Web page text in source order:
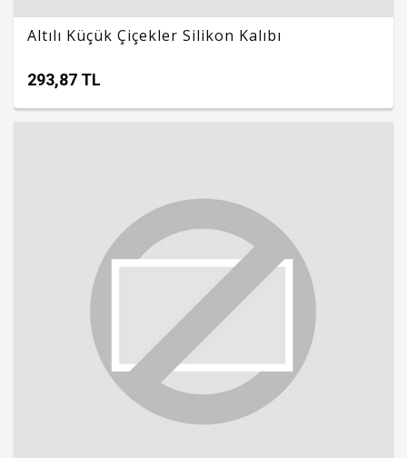
Altılı Küçük Çiçekler Silikon Kalıbı
293,87 TL